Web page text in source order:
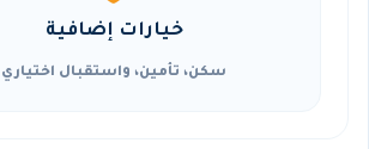
خيارات إضافية
سكن، تأمين، واستقبال اختياري